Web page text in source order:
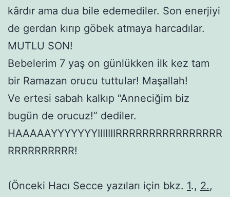
kârdır ama dua bile edemediler. Son enerjiyi
de gerdan kırıp göbek atmaya harcadılar.
MUTLU SON!
Bebelerim 7 yaş on günlükken ilk kez tam
bir Ramazan orucu tuttular! Maşallah!
Ve ertesi sabah kalkıp “Anneciğim biz
bugün de orucuz!” dediler.
HAAAAAYYYYYYYIIIIIIIRRRRRRRRRRRRRRRR
RRRRRRRRRR!
(Önceki Hacı Secce yazıları için bkz. 1., 2.,